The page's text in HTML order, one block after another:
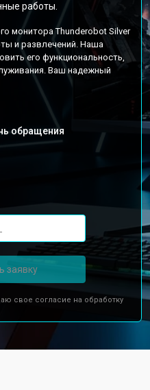
работы.
монитора Thunderobot Silver
и развлечений. Наша
его функциональность,
Ваш надежный
обращения
заявку
свое согласие на обработку